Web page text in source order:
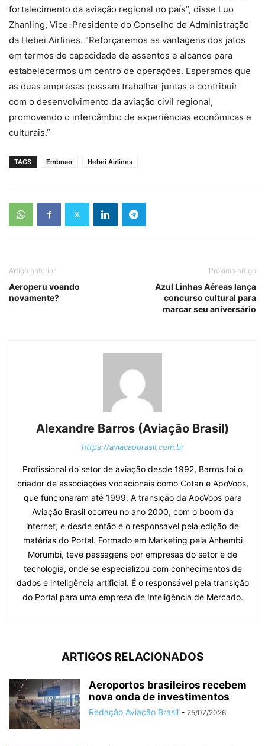
fortalecimento da aviação regional no país”, disse Luo
Zhanling, Vice-Presidente do Conselho de Administração
da Hebei Airlines. “Reforçaremos as vantagens dos jatos
em termos de capacidade de assentos e alcance para
estabelecermos um centro de operações. Esperamos que
as duas empresas possam trabalhar juntas e contribuir
com o desenvolvimento da aviação civil regional,
promovendo o intercâmbio de experiências econômicas e
culturais.”
TAGS Embraer Hebei Airlines
Artigo anterior
Aeroperu voando
novamente?
Próximo artigo
Azul Linhas Aéreas lança
concurso cultural para
marcar seu aniversário
Alexandre Barros (Aviação Brasil)
https://aviacaobrasil.com.br
Profissional do setor de aviação desde 1992, Barros foi o
criador de associações vocacionais como Cotan e ApoVoos,
que funcionaram até 1999. A transição da ApoVoos para
Aviação Brasil ocorreu no ano 2000, com o boom da
internet, e desde então é o responsável pela edição de
matérias do Portal. Formado em Marketing pela Anhembi
Morumbi, teve passagens por empresas do setor e de
tecnologia, onde se especializou com conhecimentos de
dados e inteligência artificial. É o responsável pela transição
do Portal para uma empresa de Inteligência de Mercado.
ARTIGOS RELACIONADOS
Aeroportos brasileiros recebem
nova onda de investimentos
Redação Aviação Brasil - 25/07/2026